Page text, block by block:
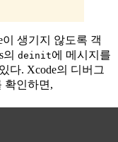
생기지 않도록 객
deinit에 메시지를
다. Xcode의 디버그
확인하면,